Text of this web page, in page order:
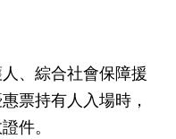
、綜合社會保障援
票持有人入場時，
件。